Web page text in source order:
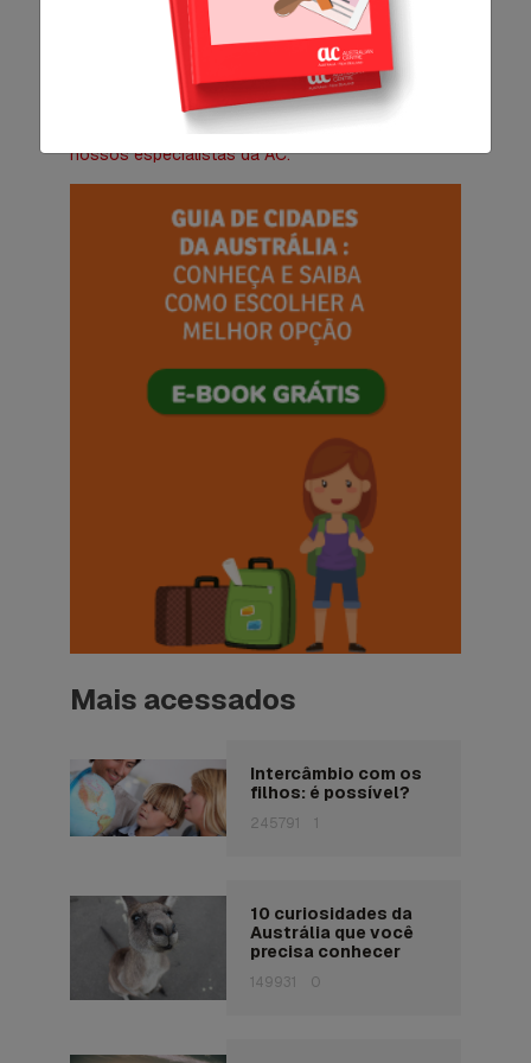
especialista da AC ajuda a entender qual curso
faz mais sentido para você, como funciona o
processo de matrícula e quais caminhos podem
ser construídos a partir da TAFE na Austrália.
Clique aqui e fale agora mesmo com um dos
nossos especialistas da AC.
Mais acessados
Intercâmbio com os
filhos: é possível?
245791 1
10 curiosidades da
Austrália que você
precisa conhecer
149931 0